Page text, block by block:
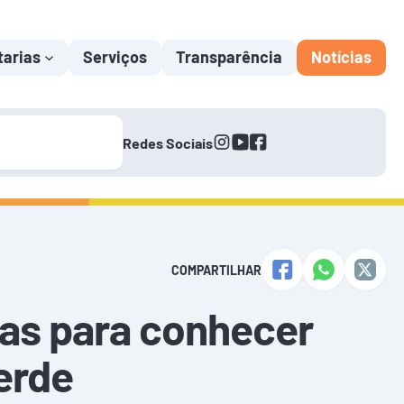
Serviços Transparência Notícias
Redes Sociaisinstagram
youtube
facebook
COMPARTILHAR
para conhecer